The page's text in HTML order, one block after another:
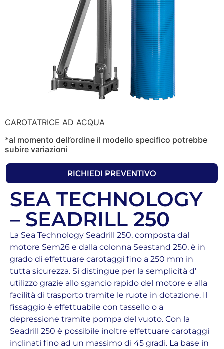
CAROTATRICE AD ACQUA
*al momento dell’ordine il modello specifico potrebbe
subire variazioni
RICHIEDI PREVENTIVO
SEA TECHNOLOGY
– SEADRILL 250
La Sea Technology Seadrill 250, composta dal
motore Sem26 e dalla colonna Seastand 250, è in
grado di effettuare carotaggi fino a 250 mm in
tutta sicurezza. Si distingue per la semplicità d’
utilizzo grazie allo sgancio rapido del motore e alla
facilità di trasporto tramite le ruote in dotazione. Il
fissaggio è effettuabile con tassello o a
depressione tramite pompa del vuoto. Con la
Seadrill 250 è possibile inoltre effettuare carotaggi
inclinati fino ad un massimo di 45 gradi. La base in